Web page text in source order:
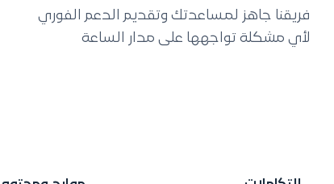
فريقنا جاهز لمساعدتك وتقديم الدعم الفوري
لأي مشكلة تواجهها على مدار الساعة